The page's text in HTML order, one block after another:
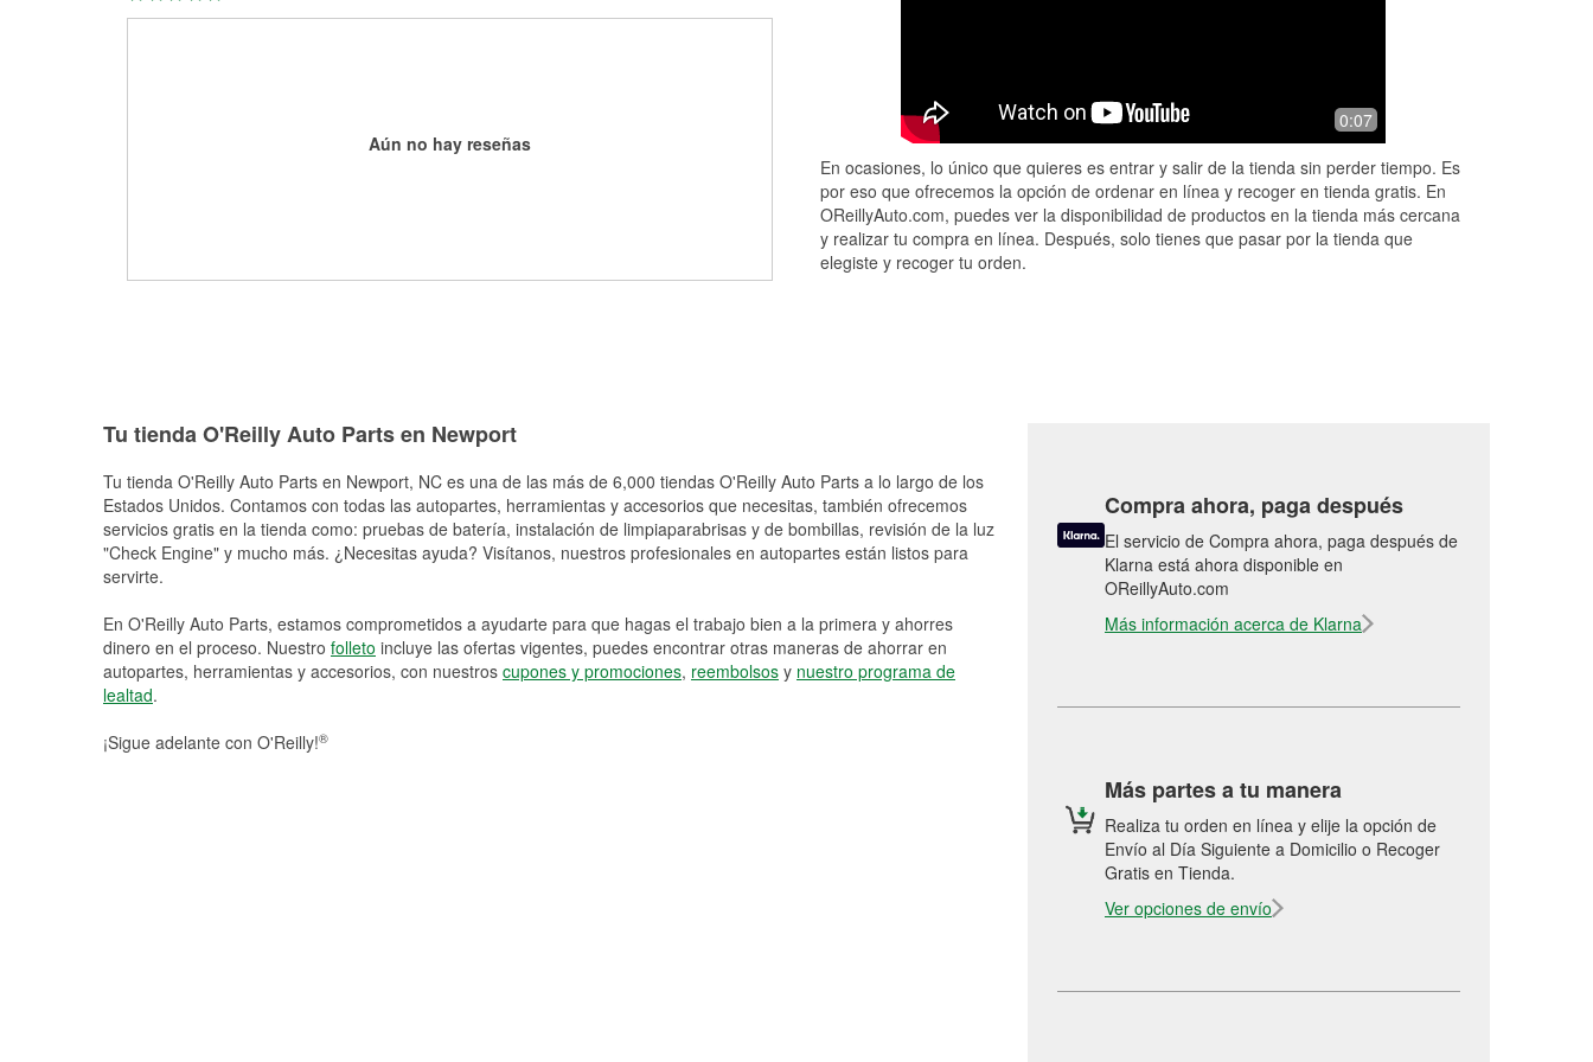
Aún no hay reseñas
0:07
En ocasiones, lo único que quieres es entrar y salir de la tienda sin perder tiempo. Es
por eso que ofrecemos la opción de ordenar en línea y recoger en tienda gratis. En
OReillyAuto.com, puedes ver la disponibilidad de productos en la tienda más cercana
y realizar tu compra en línea. Después, solo tienes que pasar por la tienda que
elegiste y recoger tu orden.
Tu tienda O'Reilly Auto Parts en Newport
Tu tienda O'Reilly Auto Parts en Newport, NC es una de las más de 6,000 tiendas O'Reilly Auto Parts a lo largo de los
Estados Unidos. Contamos con todas las autopartes, herramientas y accesorios que necesitas, también ofrecemos
servicios gratis en la tienda como: pruebas de batería, instalación de limpiaparabrisas y de bombillas, revisión de la luz
"Check Engine" y mucho más. ¿Necesitas ayuda? Visítanos, nuestros profesionales en autopartes están listos para
servirte.
En O'Reilly Auto Parts, estamos comprometidos a ayudarte para que hagas el trabajo bien a la primera y ahorres
dinero en el proceso. Nuestro folleto incluye las ofertas vigentes, puedes encontrar otras maneras de ahorrar en
autopartes, herramientas y accesorios, con nuestros cupones y promociones, reembolsos y nuestro programa de
lealtad.
¡Sigue adelante con O'Reilly!®
Compra ahora, paga después
El servicio de Compra ahora, paga después de
Klarna está ahora disponible en
OReillyAuto.com
Más información acerca de Klarna
Más partes a tu manera
Realiza tu orden en línea y elije la opción de
Envío al Día Siguiente a Domicilio o Recoger
Gratis en Tienda.
Ver opciones de envío